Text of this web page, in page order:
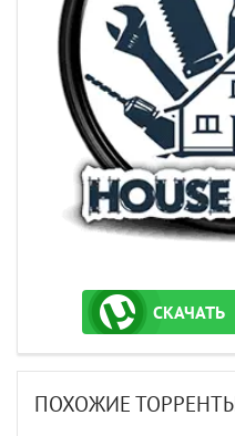
СКАЧАТЬ
ТОРРЕНТ
ПОХОЖИЕ ТОРРЕНТЫ